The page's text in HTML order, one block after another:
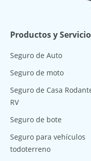
Productos y
Seguro de Auto
Seguro de moto
Seguro de Casa
RV
Seguro de bote
Seguro para vehículos
todoterreno